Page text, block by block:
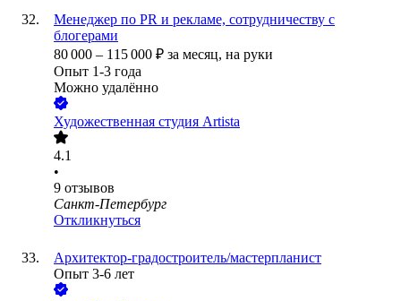
Менеджер по PR и рекламе, сотрудничеству с
блогерами
80 000 – 115 000 ₽ за месяц, на руки
Опыт 1-3 года
Можно удалённо
Художественная студия Artista
4.1
•
9 отзывов
Санкт-Петербург
Откликнуться
Архитектор-градостроитель/мастерпланист
Опыт 3-6 лет